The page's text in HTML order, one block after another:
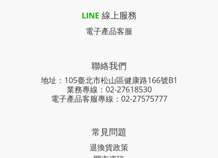
LINE 線上服務
電子產品客服
聯絡我們
地址：105臺北市松山區健康路166號B1
業務專線： 02-27618530
電子產品客服專線：02-27575777
常見問題
退換貨政策